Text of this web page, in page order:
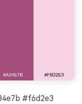
#f6d2e3